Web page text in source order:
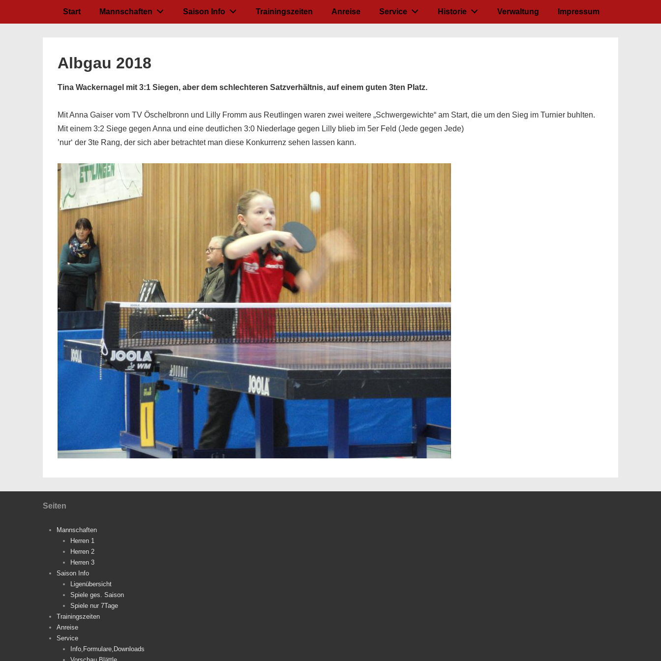
Hauptnavigation
Start Mannschaften Saison Info Trainingszeiten Anreise Service Historie Verwaltung Impressum
Albgau 2018
Tina Wackernagel mit 3:1 Siegen, aber dem schlechteren Satzverhältnis, auf einem guten 3ten Platz.
Mit Anna Gaiser vom TV Öschelbronn und Lilly Fromm aus Reutlingen waren zwei weitere „Schwergewichte“ am Start, die um den Sieg im Turnier buhlten.
Mit einem 3:2 Siege gegen Anna und eine deutlichen 3:0 Niederlage gegen Lilly blieb im 5er Feld (Jede gegen Jede)
’nur‘ der 3te Rang, der sich aber betrachtet man diese Konkurrenz sehen lassen kann.
Seiten
Mannschaften
Herren 1
Herren 2
Herren 3
Saison Info
Ligenübersicht
Spiele ges. Saison
Spiele nur 7Tage
Trainingszeiten
Anreise
Service
Info,Formulare,Downloads